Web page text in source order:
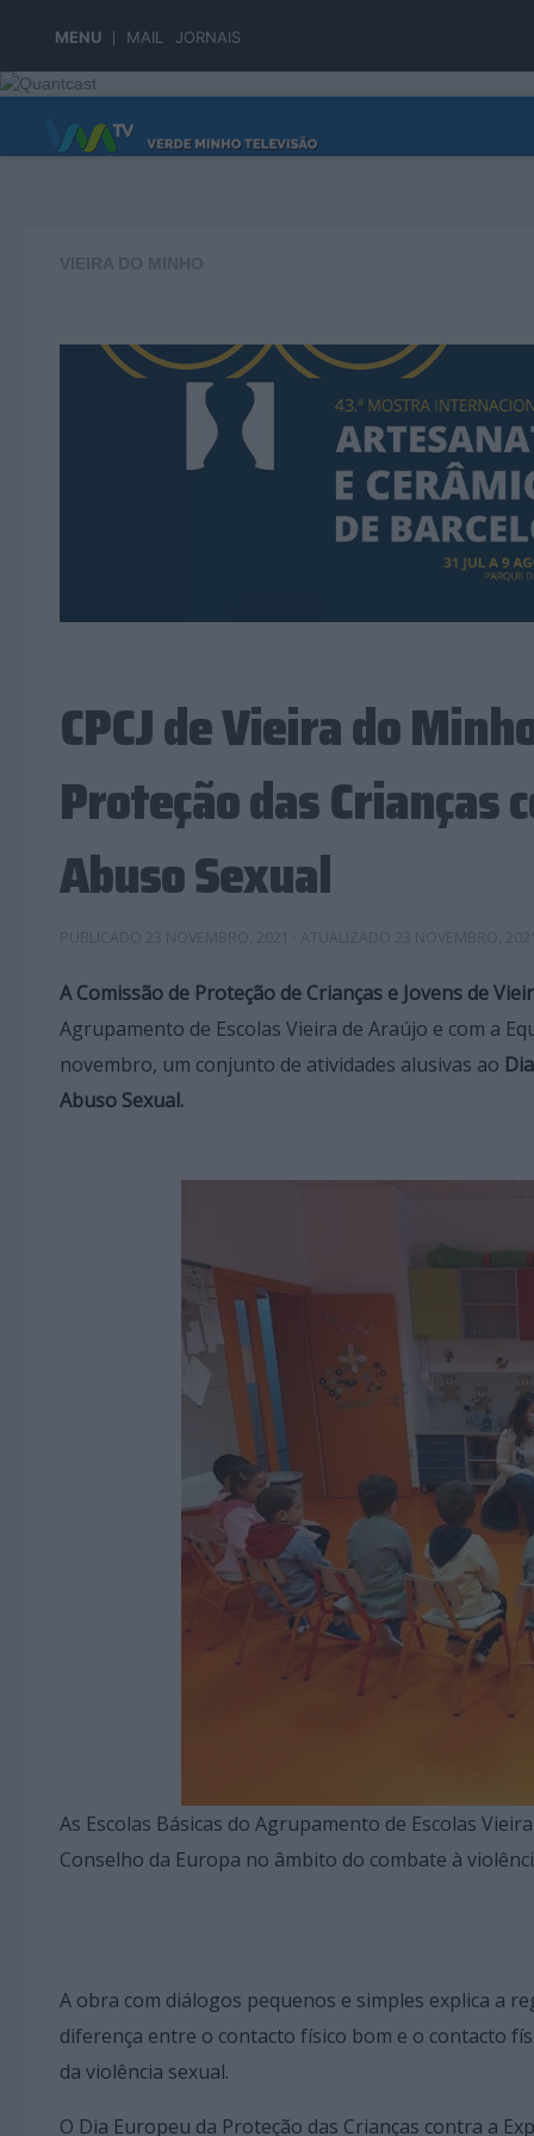
MENU MAIL JORNAIS
Skip to content
CPCJ de Vieira do
Proteção das Crianças
Abuso Sexual
A Comissão de Proteção de Crianças e Jovens de
Agrupamento de Escolas Vieira de Araújo e com a
novembro, um conjunto de atividades alusivas ao
Abuso Sexual.
As Escolas Básicas do Agrupamento de Escolas
Conselho da Europa no âmbito do combate à
A obra com diálogos pequenos e simples explica a
diferença entre o contacto físico bom e o contacto
da violência sexual.
O Dia Europeu da Proteção das Crianças contra a